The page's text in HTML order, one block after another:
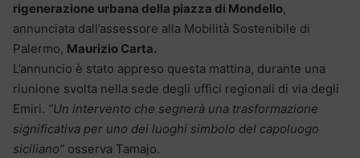
rigenerazione urbana della piazza di Mondello,
annunciata dall’assessore alla Mobilità Sostenibile di
Palermo, Maurizio Carta.
L’annuncio è stato appreso questa mattina, durante una
riunione svolta nella sede degli uffici regionali di via degli
Emiri. “Un intervento che segnerà una trasformazione
significativa per uno dei luoghi simbolo del capoluogo
siciliano” osserva Tamajo.